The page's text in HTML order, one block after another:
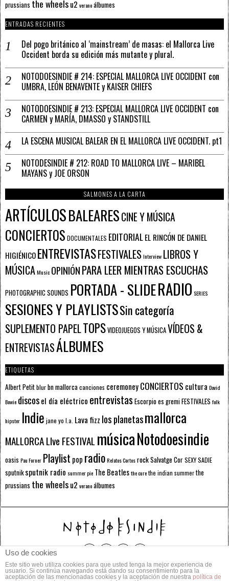
prussians the wheelsu2 veranoálbumes
ENTRADAS RECIENTES
Del pogo británico al ‘mainstream’ de masas: el Mallorca Live
Occident borda su edición más mutante y plural.
NOTODOESINDIE # 214: ESPECIAL MALLORCA LIVE OCCIDENT con
UMBRA, LEÓN BENAVENTE y KAISER CHIEFS
NOTODOESINDIE # 213: ESPECIAL MALLORCA LIVE OCCIDENT con
CARMEN y MARÍA, DMASSO y STANDSTILL
LA ESCENA MUSICAL BALEAR EN EL MALLORCA LIVE OCCIDENT. pt1
NOTODESINDIE # 212: ROAD TO MALLORCA LIVE – MARIBEL
MAYANS y JOE ORSON
SALMONES A LA CARTA
ARTÍCULOSBALEARESCINE Y MÚSICA
CONCIERTOS DOCUMENTALES EDITORIALEL RINCÓN DE DANIEL
HIGIÉNICOENTREVISTASFESTIVALESInterview LIBROS Y
MÚSICAMusic OPINIÓNPARA LEER MIENTRAS ESCUCHAS
PHOTOGRAPHIC SOUNDS PORTADA - SLIDERADIO SERIES
SESIONES Y PLAYLISTSSin categoría
SUPLEMENTO PAPELTOPSVIDEOJUEGOS Y MÚSICAVÍDEOS &
ENTREVISTASÁLBUMES
ETIQUETAS
Albert Petitblurbn mallorcacanciones ceremoneyCONCIERTOS cultura David
Bowie discosel día eléctrico entrevistas Escorpioes gremiFESTIVALES folk
hipster Indie jane yo l.a. Lava fizz los planetasmallorca
MALLORCA LIve FESTIVAL músicaNotodoesindie
oasis Pau Forner Playlist pop radioRelatos CortosrockSalvatge CorSEXY SADIE
sputnik sputnik radio summer pie The Beatlesthe curethe indian summerthe
prussians the wheelsu2 veranoálbumes
© 2014 Todos los derechos reservados.
Uso de cookies
Este sitio web utiliza cookies para que usted tenga la mejor experiencia de
usuario. Si continúa navegando está dando su consentimiento para la
aceptación de las mencionadas cookies y la aceptación de nuestra política de